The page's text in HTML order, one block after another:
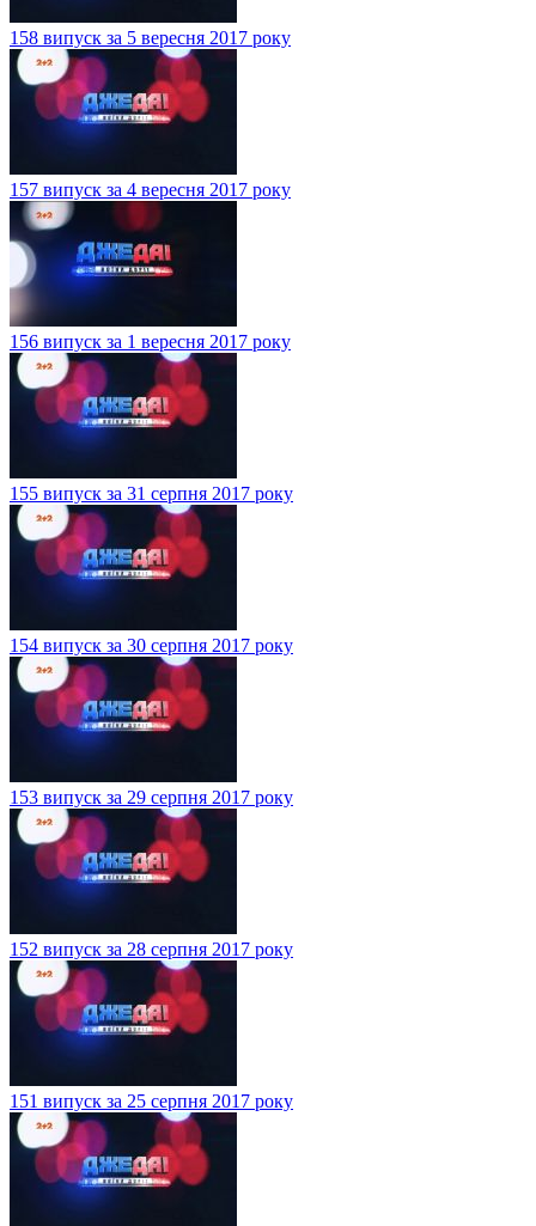
158 випуск за 5 вересня 2017 року
157 випуск за 4 вересня 2017 року
156 випуск за 1 вересня 2017 року
155 випуск за 31 серпня 2017 року
154 випуск за 30 серпня 2017 року
153 випуск за 29 серпня 2017 року
152 випуск за 28 серпня 2017 року
151 випуск за 25 серпня 2017 року